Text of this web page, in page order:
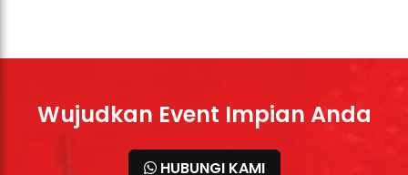
Wujudkan Event Impian Anda
HUBUNGI KAMI